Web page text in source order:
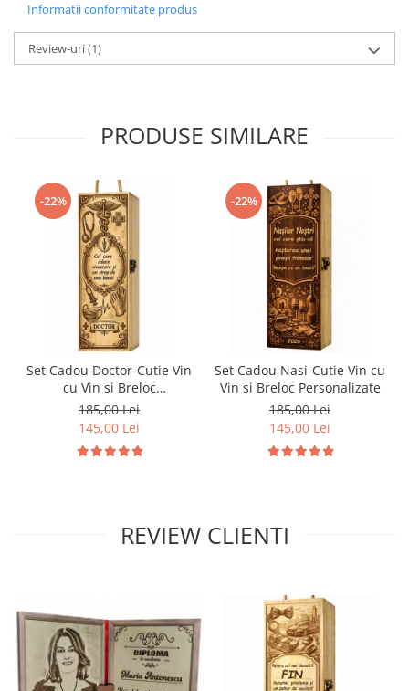
Informatii conformitate produs
Review-uri(1)
PRODUSE SIMILARE
-22%
Set Cadou Doctor-Cutie Vin
cu Vin si Breloc
Personalizate
185,00 Lei
145,00 Lei
-22%
Set Cadou Nasi-Cutie Vin cu
Vin si Breloc Personalizate
185,00 Lei
145,00 Lei
REVIEW CLIENTI